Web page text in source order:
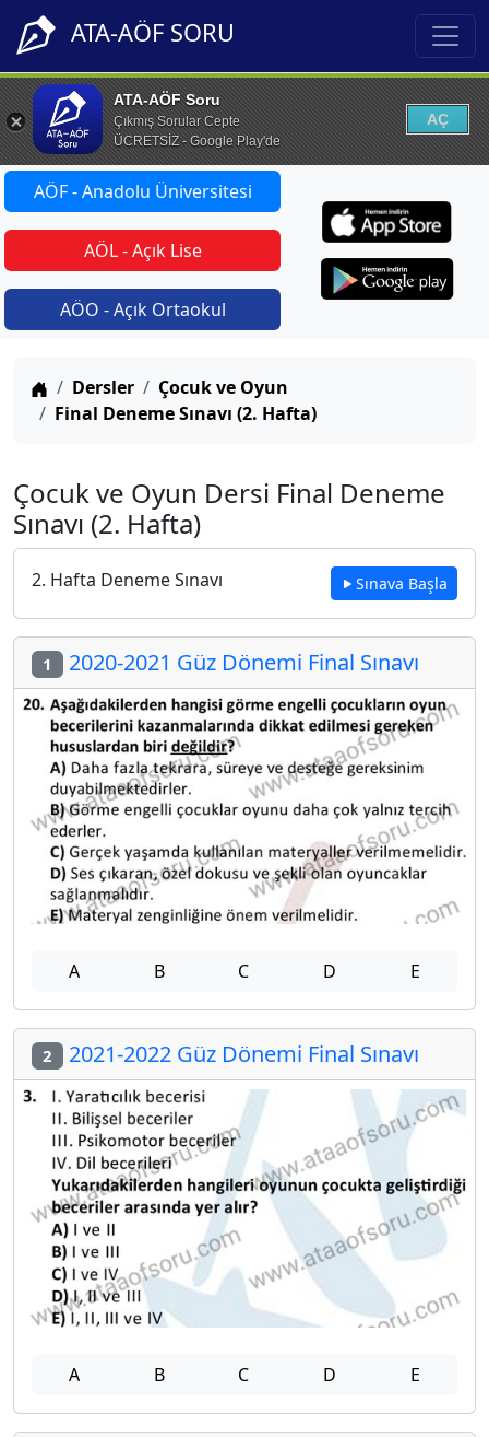
ATA-AÖF SORU
ATA-AÖF Soru
Çıkmış Sorular Cepte
ÜCRETSİZ - Google Play'de
AÇ
AÖF - Anadolu Üniversitesi
AÖL - Açık Lise
AÖO - Açık Ortaokul
Anasayfa
Dersler
Çocuk ve Oyun
Final Deneme Sınavı (2. Hafta)
Çocuk ve Oyun Dersi Final Deneme
Sınavı (2. Hafta)
2. Hafta Deneme Sınavı Sınava Başla
1 2020-2021 Güz Dönemi Final Sınavı
A B C D E
2 2021-2022 Güz Dönemi Final Sınavı
A B C D E